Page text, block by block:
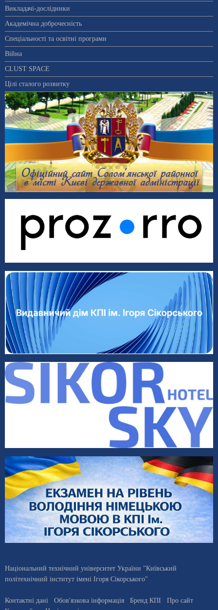
Викладачі-дослідники
Академічна доброчесність
Спеціальності та освітні програми
Війна
CLUST SPACE
Цілі сталого розвитку
Національний технічний університет України "Київський
політехнічний інститут імені Ігоря Сікорського"
Контактні дані Обов'язкова інформація Бренд КПІ
Про сайт